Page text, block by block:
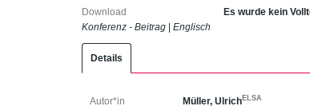
Download
Es wurde kein
Konferenz - Beitrag
Englisch
Details
Autor*in Müller, UlrichELSA